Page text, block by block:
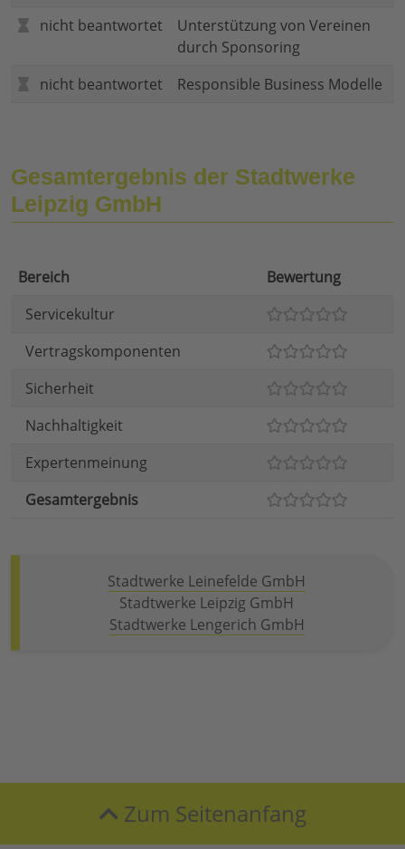
nicht beantwortet
Unterstützung von Vereinen
durch Sponsoring
nicht beantwortet
Responsible Business Modelle
Gesamtergebnis der Stadtwerke
Leipzig GmbH
Bereich
Bewertung
Servicekultur
Vertragskomponenten
Sicherheit
Nachhaltigkeit
Expertenmeinung
Gesamtergebnis
Stadtwerke Leinefelde GmbH
Stadtwerke Leipzig GmbH
Stadtwerke Lengerich GmbH
Zum Seitenanfang